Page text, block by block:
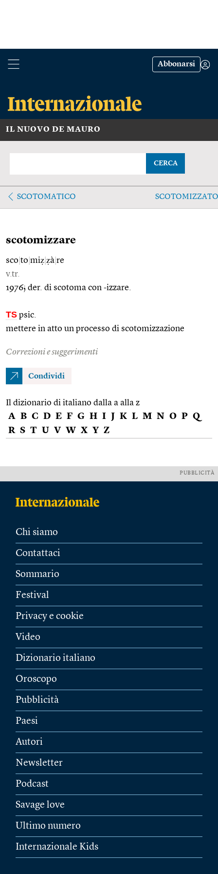
Abbonarsi
IL NUOVO DE MAURO
CERCA
SCOTOMATICO SCOTOMIZZATO
scotomizzare
sco to miẓ ẓà re
v.tr.
1976; der. di scotoma con -izzare.
TS psic.
mettere in atto un processo di scotomizzazione
Correzioni e suggerimenti
Condividi
Il dizionario di italiano dalla a alla z
A B C D E F G H I J K L M N O P Q
R S T U V W X Y Z
PUBBLICITÀ
Chi siamo
Contattaci
Sommario
Festival
Privacy e cookie
Video
Dizionario italiano
Oroscopo
Pubblicità
Paesi
Autori
Newsletter
Podcast
Savage love
Ultimo numero
Internazionale Kids